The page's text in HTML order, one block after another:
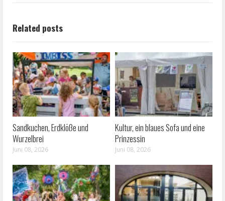
Related posts
Sandkuchen, Erdklöße und
Wurzelbrei
Juni 08, 2026
Kultur, ein blaues Sofa und eine
Prinzessin
Juni 08, 2026